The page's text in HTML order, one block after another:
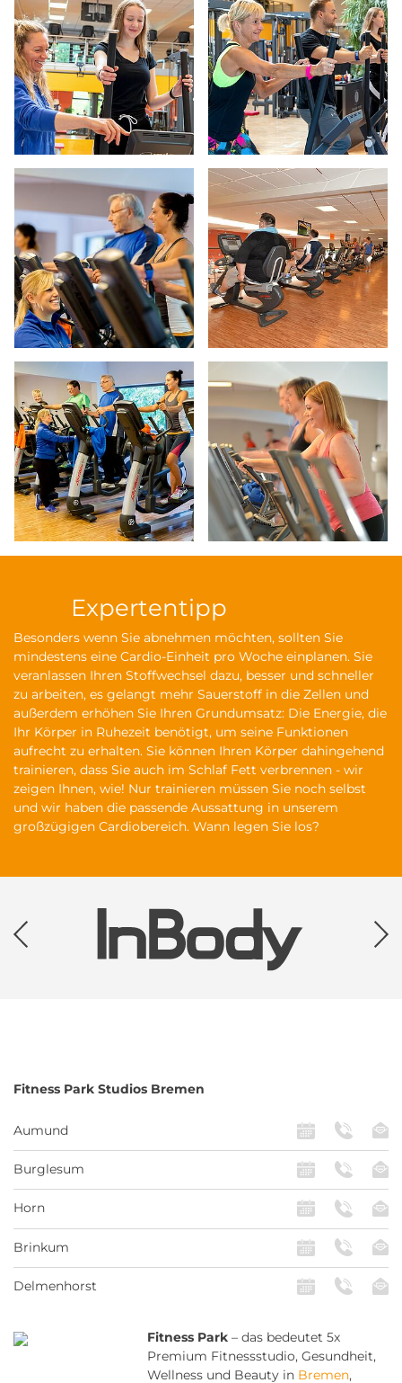
Expertentipp
Besonders wenn Sie abnehmen möchten, sollten Sie
mindestens eine Cardio-Einheit pro Woche einplanen. Sie
veranlassen Ihren Stoffwechsel dazu, besser und schneller
zu arbeiten, es gelangt mehr Sauerstoff in die Zellen und
außerdem erhöhen Sie Ihren Grundumsatz: Die Energie, die
Ihr Körper in Ruhezeit benötigt, um seine Funktionen
aufrecht zu erhalten. Sie können Ihren Körper dahingehend
trainieren, dass Sie auch im Schlaf Fett verbrennen - wir
zeigen Ihnen, wie! Nur trainieren müssen Sie noch selbst
und wir haben die passende Aussattung in unserem
großzügigen Cardiobereich. Wann legen Sie los?
Fitness Park Studios Bremen
Aumund
Burglesum
Horn
Brinkum
Delmenhorst
Fitness Park – das bedeutet 5x
Premium Fitnessstudio, Gesundheit,
Wellness und Beauty in Bremen,